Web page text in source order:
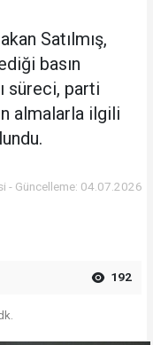
Satılmış,
basın
süreci, parti
almalarla ilgili
- Güncelleme: 04.07.2026
192